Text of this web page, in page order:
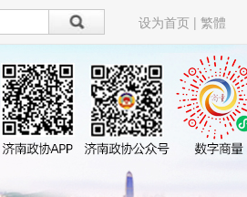
设为首页 | 繁體